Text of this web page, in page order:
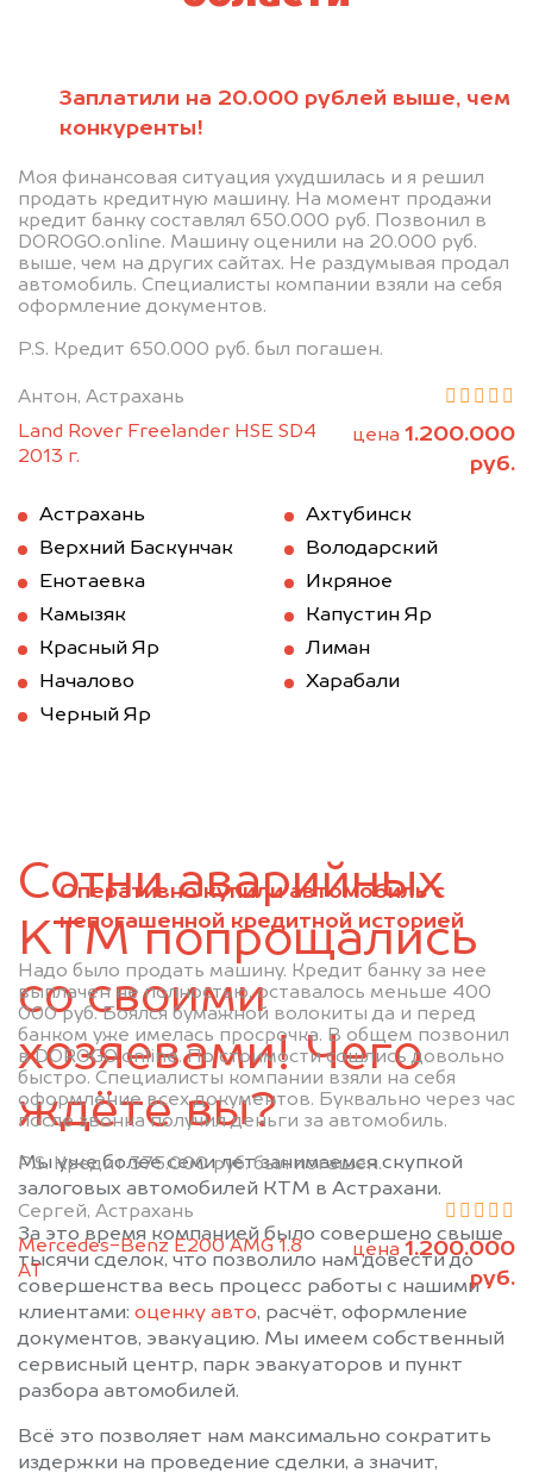
Заплатили на 20.000 рублей выше, чем
конкуренты!
Моя финансовая ситуация ухудшилась и я решил
продать кредитную машину. На момент продажи
кредит банку составлял 650.000 руб. Позвонил в
DOROGO.online. Машину оценили на 20.000 руб.
выше, чем на других сайтах. Не раздумывая продал
автомобиль. Специалисты компании взяли на себя
оформление документов.
P.S. Кредит 650.000 руб. был погашен.
Антон, Астрахань
Land Rover Freelander HSE SD4
2013 г.
цена 1.200.000
руб.
Оперативно купили автомобиль с
непогашенной кредитной историей
Надо было продать машину. Кредит банку за нее
выплачен не полностью, оставалось меньше 400
000 руб. Боялся бумажной волокиты да и перед
банком уже имелась просрочка. В общем позвонил
в DOROGO.online. По стоимости сошлись довольно
быстро. Специалисты компании взяли на себя
оформление всех документов. Буквально через час
после звонка получил деньги за автомобиль.
P.S. Кредит 375.000 руб. был погашен.
Сергей, Астрахань
Mercedes-Benz E200 AMG 1.8
АТ
цена 1.200.000
руб.
Астрахань
Ахтубинск
Верхний Баскунчак
Володарский
Енотаевка
Икряное
Камызяк
Капустин Яр
Красный Яр
Лиман
Началово
Харабали
Черный Яр
Сотни аварийных
KTM попрощались
со своими
хозяевами! Чего
ждёте вы?
Мы уже более семи лет занимаемся скупкой
залоговых автомобилей КТМ в Астрахани.
За это время компанией было совершено свыше
тысячи сделок, что позволило нам довести до
совершенства весь процесс работы с нашими
клиентами: оценку авто, расчёт, оформление
документов, эвакуацию. Мы имеем собственный
сервисный центр, парк эвакуаторов и пункт
разбора автомобилей.
Всё это позволяет нам максимально сократить
издержки на проведение сделки, а значит,